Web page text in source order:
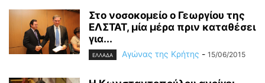
Στο νοσοκομείο ο Γεωργίου της
ΕΛΣΤΑΤ, μία μέρα πριν καταθέσει
για...
ΕΛΛΑΔΑ Αγώνας της Κρήτης - 15/06/2015